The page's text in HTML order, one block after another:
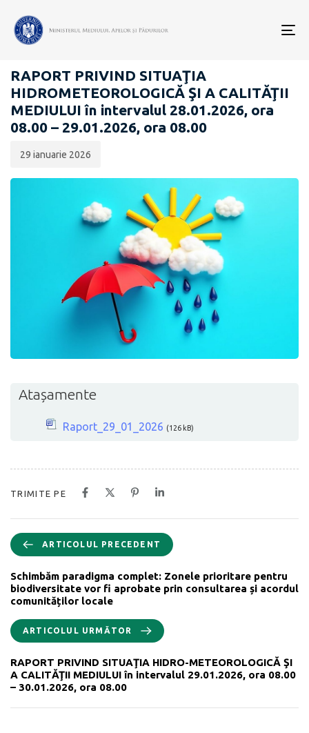
RAPOARTE ZILNICE STAREA MEDIULUI
RAPORT PRIVIND SITUAŢIA
HIDROMETEOROLOGICĂ ŞI A CALITĂŢII
MEDIULUI în intervalul 28.01.2026, ora
08.00 – 29.01.2026, ora 08.00
publicării:
29 ianuarie 2026
Atașamente
Raport_29_01_2026 (126 kB)
TRIMITE PE
ARTICOLUL PRECEDENT
Schimbăm paradigma complet: Zonele prioritare pentru
biodiversitate vor fi aprobate prin consultarea și acordul
comunităților locale
ARTICOLUL URMĂTOR
RAPORT PRIVIND SITUAŢIA HIDRO-METEOROLOGICĂ ŞI
A CALITĂŢII MEDIULUI în intervalul 29.01.2026, ora 08.00
– 30.01.2026, ora 08.00